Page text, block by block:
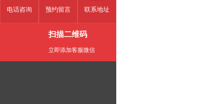
电话咨询 预约留言 联系地址
扫描二维码
立即添加客服微信